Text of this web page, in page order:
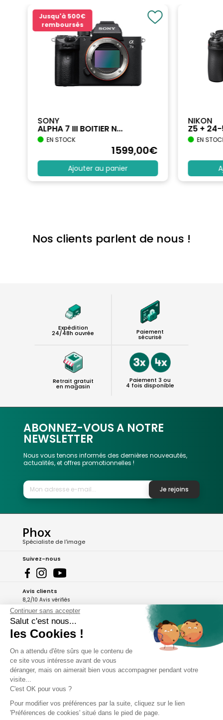
Jusqu'à 500€
remboursés
SONY
ALPHA 7 III BOITIER N...
EN STOCK
1599,00€
Ajouter au panier
NIKON
Z5 +
EN
Nos clients parlent de nous !
Expédition
24/48h ouvrée Paiement
sécurisé
Retrait gratuit
en magasin
Paiement 3 ou
4 fois disponible
ABONNEZ-VOUS A NOTRE
NEWSLETTER
Nous vous tenons informés des dernières nouveautés,
actualités, et offres promotionnelles !
Je rejoins
Phox
Spécialiste de l'image
Suivez-nous
Avis clients
8,2/10 Avis vérifiés
L'Appli Phox
A propos de Phox
Services et garanties
Continuer sans accepter
Salut c'est nous...
les Cookies !
On a attendu d'être sûrs que le contenu de
ce site vous intéresse avant de vous
déranger, mais on aimerait bien vous accompagner pendant votre
visite...
C'est OK pour vous ?
Pour modifier vos préférences par la suite, cliquez sur le lien
'Préférences de cookies' situé dans le pied de page.